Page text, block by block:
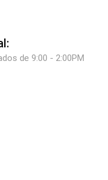
de 9:00 - 2:00PM